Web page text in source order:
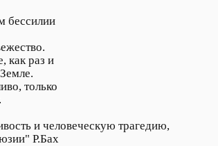
бессилии
как раз и
только
и человеческую трагедию,
Р.Бах